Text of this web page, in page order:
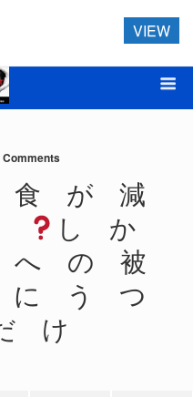
Comments
食 が 減
し か
へ の 被
に う つ
け
VIEW